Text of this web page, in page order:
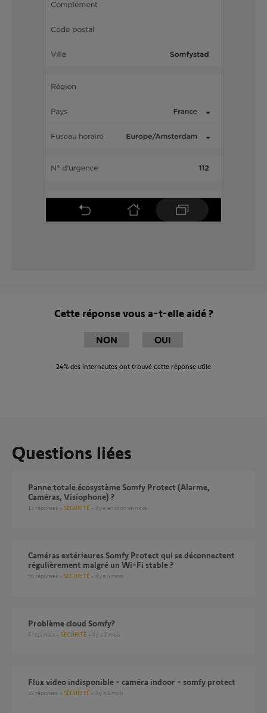
Cette réponse vous a-t-elle aidé ?
NON OUI
24% des internautes ont trouvé cette réponse utile
Questions liées
Panne totale écosystème Somfy Protect (Alarme,
Caméras, Visiophone) ?
13 réponses SÉCURITÉ il y a environ un mois
Caméras extérieures Somfy Protect qui se déconnectent
régulièrement malgré un Wi-Fi stable ?
96 réponses SÉCURITÉ il y a 4 mois
Problème cloud Somfy?
6 réponses SÉCURITÉ il y a 2 mois
Flux video indisponible - caméra indoor - somfy protect
22 réponses SÉCURITÉ il y a 4 mois